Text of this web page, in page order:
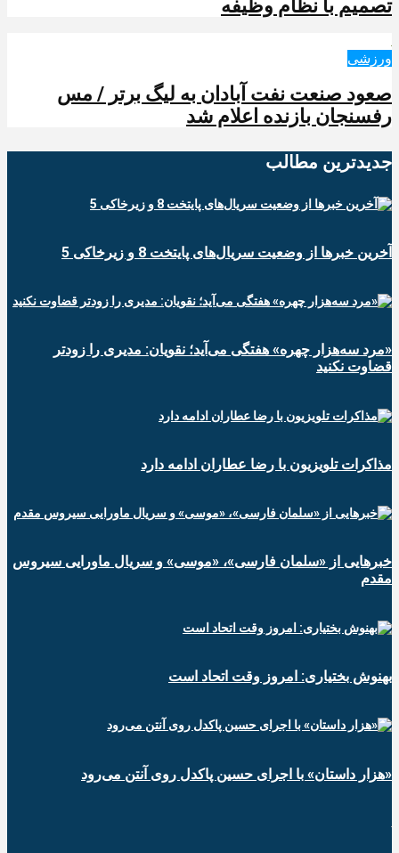
تصمیم با نظام وظیفه
ورزشی
صعود صنعت نفت آبادان به لیگ برتر / مس
رفسنجان بازنده اعلام شد
جدیدترین‌ مطالب
آخرین خبرها از وضعیت سریال‌های پایتخت 8 و زیرخاکی 5
«مرد سه‌هزار چهره» هفتگی می‌آید؛ نقویان: مدیری را زودتر
قضاوت نکنید
مذاکرات تلویزیون با رضا عطاران ادامه دارد
خبرهایی از «سلمان فارسی»، «موسی» و سریال ماورایی سیروس
مقدم
بهنوش بختیاری: امروز وقت اتحاد است
«هزار داستان» با اجرای حسین پاکدل روی آنتن می‌رود